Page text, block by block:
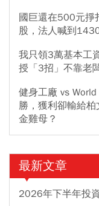
國巨還在500元掙
股，法人喊到
我只領3萬基本工
授「3招」不靠老
健身工廠 vs
勝，獲利卻輸給
金雞母？
最新文章
2026年下半年投